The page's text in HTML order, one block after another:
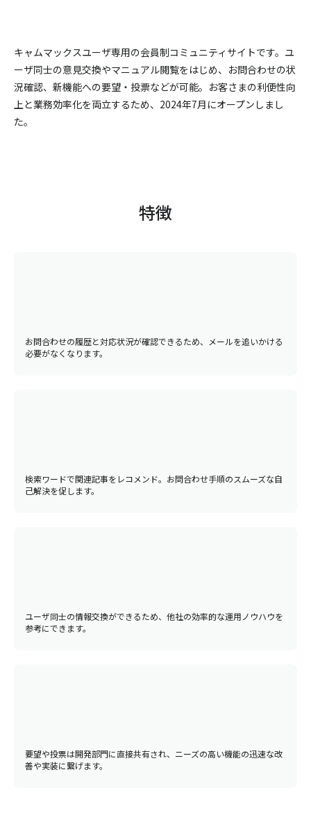
キャムマックスユーザ専用の会員制コミュニティサイトです。 ユ
ーザ同士の意見交換やマニュアル閲覧をはじめ、お問合わせの状
況確認、新機能への要望・投票などが可能。 お客さまの利便性向
上と業務効率化を両立するため、2024年7月にオープンしまし
た。
特徴
お問合わせの履歴と対応状況が確認できるため、メールを追いかける
必要がなくなります。
検索ワードで関連記事をレコメンド。お問合わせ手順のスムーズな自
己解決を促します。
ユーザ同士の情報交換ができるため、他社の効率的な運用ノウハウを
参考にできます。
要望や投票は開発部門に直接共有され、ニーズの高い機能の迅速な改
善や実装に繋げます。